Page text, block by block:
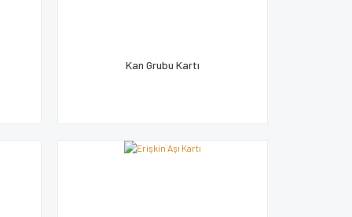
Kan Grubu Kartı